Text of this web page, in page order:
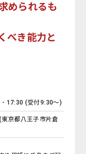
められるも
べき能力と
17:30 (受付9:30～)
京都八王子市片倉